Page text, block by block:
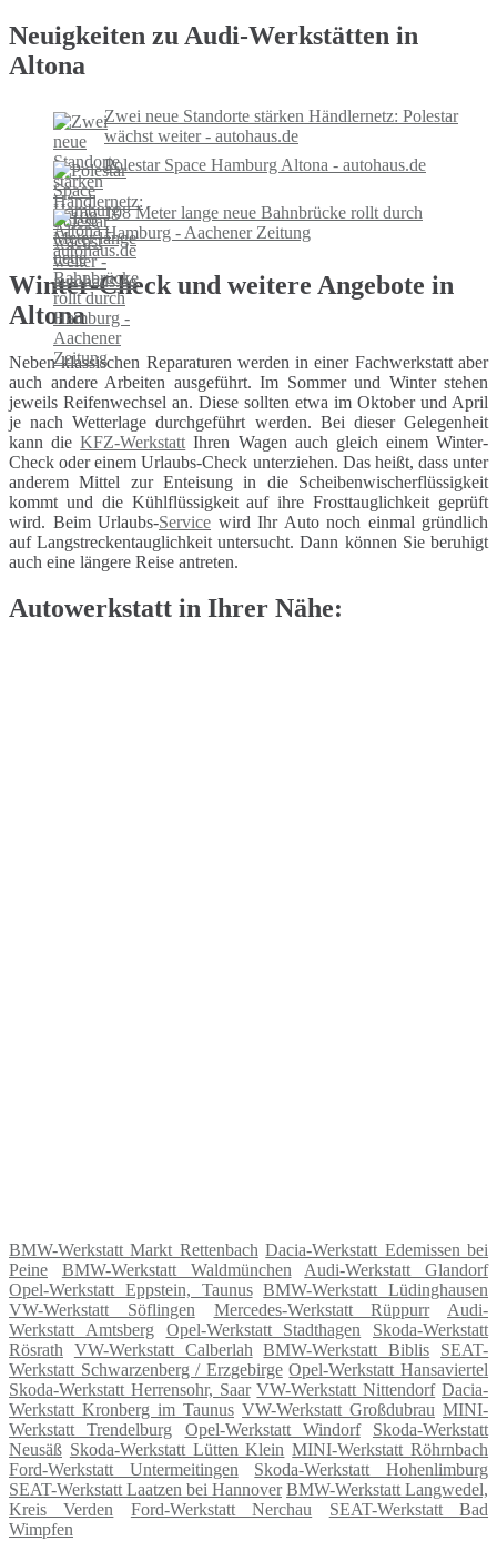
Neuigkeiten zu Audi-Werkstätten in
Altona
Zwei neue Standorte stärken Händlernetz: Polestar
wächst weiter - autohaus.de
Polestar Space Hamburg Altona - autohaus.de
108 Meter lange neue Bahnbrücke rollt durch
Hamburg - Aachener Zeitung
Winter-Check und weitere Angebote in
Altona
Neben klassischen Reparaturen werden in einer Fachwerkstatt aber
auch andere Arbeiten ausgeführt. Im Sommer und Winter stehen
jeweils Reifenwechsel an. Diese sollten etwa im Oktober und April
je nach Wetterlage durchgeführt werden. Bei dieser Gelegenheit
kann dieKFZ-Werkstatt Ihren Wagen auch gleich einem Winter-
Check oder einem Urlaubs-Check unterziehen. Das heißt, dass unter
anderem Mittel zur Enteisung in die Scheibenwischerflüssigkeit
kommt und die Kühlflüssigkeit auf ihre Frosttauglichkeit geprüft
wird. Beim Urlaubs-Service wird Ihr Auto noch einmal gründlich
auf Langstreckentauglichkeit untersucht. Dann können Sie beruhigt
auch eine längere Reise antreten.
Autowerkstatt in Ihrer Nähe:
BMW-Werkstatt Markt Rettenbach Dacia-Werkstatt Edemissen bei
Peine
BMW-Werkstatt Waldmünchen
Audi-Werkstatt Glandorf
Opel-Werkstatt Eppstein, Taunus BMW-Werkstatt Lüdinghausen
VW-Werkstatt Söflingen
Mercedes-Werkstatt Rüppurr
Audi-
Werkstatt Amtsberg
Opel-Werkstatt Stadthagen
Skoda-Werkstatt
Rösrath
VW-Werkstatt Calberlah BMW-Werkstatt Biblis
SEAT-
Werkstatt Schwarzenberg / Erzgebirge Opel-Werkstatt Hansaviertel
Skoda-Werkstatt Herrensohr, Saar VW-Werkstatt Nittendorf Dacia-
Werkstatt Kronberg im Taunus VW-Werkstatt Großdubrau MINI-
Werkstatt Trendelburg
Opel-Werkstatt Windorf
Skoda-Werkstatt
Neusäß Skoda-Werkstatt Lütten Klein MINI-Werkstatt Röhrnbach
Ford-Werkstatt Untermeitingen
Skoda-Werkstatt Hohenlimburg
SEAT-Werkstatt Laatzen bei Hannover BMW-Werkstatt Langwedel,
Kreis Verden
Ford-Werkstatt Nerchau
SEAT-Werkstatt Bad
Wimpfen